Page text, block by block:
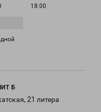
18:00
Б
21 литера